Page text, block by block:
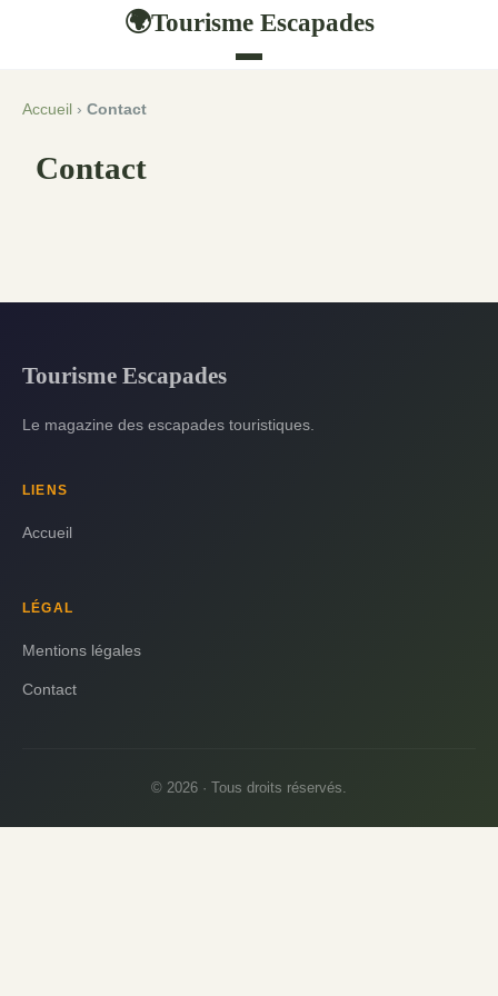
🌍Tourisme Escapades
Accueil › Contact
Contact
Tourisme Escapades
Le magazine des escapades touristiques.
LIENS
Accueil
LÉGAL
Mentions légales
Contact
© 2026 · Tous droits réservés.